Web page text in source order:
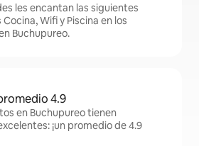
les encantan las siguientes
Wifi y Piscina en los
Buchupureo.
4.9
en Buchupureo tienen
¡un promedio de 4.9